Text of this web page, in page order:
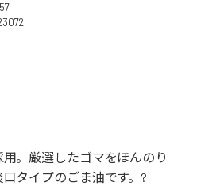
。厳選したゴマをほんのり
タイプのごま油です。?